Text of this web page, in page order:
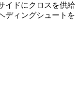
イドにクロスを供給
ディングシュートを